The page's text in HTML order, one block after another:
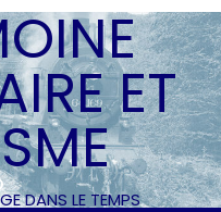
ET
DANS LE TEMPS